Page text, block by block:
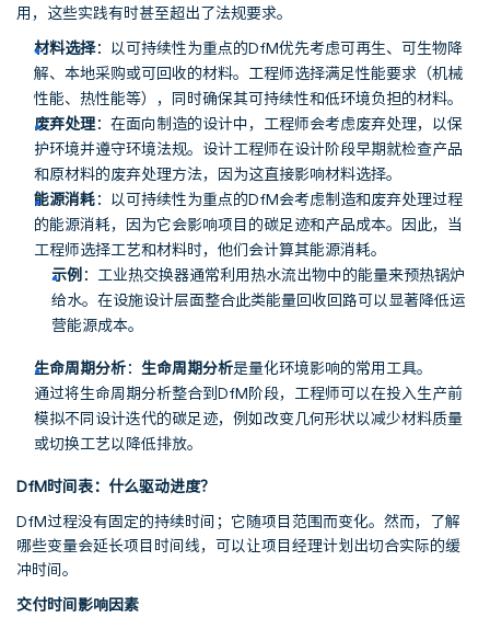
用，这些实践有时甚至超出了法规要求。
材料选择：以可持续性为重点的DfM优先考虑可再生、可生物降
解、本地采购或可回收的材料。工程师选择满足性能要求（机械
性能、热性能等），同时确保其可持续性和低环境负担的材料。
废弃处理：在面向制造的设计中，工程师会考虑废弃处理，以保
护环境并遵守环境法规。设计工程师在设计阶段早期就检查产品
和原材料的废弃处理方法，因为这直接影响材料选择。
能源消耗：以可持续性为重点的DfM会考虑制造和废弃处理过程
的能源消耗，因为它会影响项目的碳足迹和产品成本。因此，当
工程师选择工艺和材料时，他们会计算其能源消耗。
示例：工业热交换器通常利用热水流出物中的能量来预热锅炉
给水。在设施设计层面整合此类能量回收回路可以显著降低运
营能源成本。
生命周期分析： 生命周期分析是量化环境影响的常用工具。
通过将生命周期分析整合到DfM阶段，工程师可以在投入生产前
模拟不同设计迭代的碳足迹，例如改变几何形状以减少材料质量
或切换工艺以降低排放。
DfM时间表：什么驱动进度？
DfM过程没有固定的持续时间；它随项目范围而变化。然而，了解
哪些变量会延长项目时间线，可以让项目经理计划出切合实际的缓
冲时间。
交付时间影响因素